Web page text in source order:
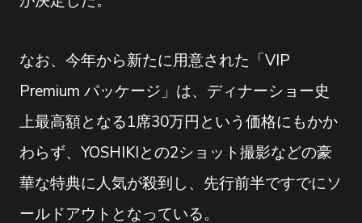
なお、今年から新たに用意された「VIP
Premium パッケージ」は、ディナーショー史
上最高額となる1席30万円という価格にもかか
わらず、YOSHIKIとの2ショット撮影などの豪
華な特典に人気が殺到し、先行前半ですでにソ
ールドアウトとなっている。